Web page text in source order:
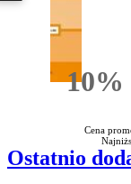
10%
Cena
Ostatnio